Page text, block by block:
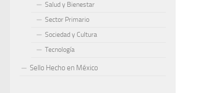
Salud y Bienestar
Sector Primario
Sociedad y Cultura
Tecnología
Sello Hecho en México